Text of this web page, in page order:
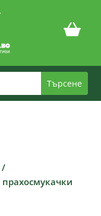
/
прахосмукачки